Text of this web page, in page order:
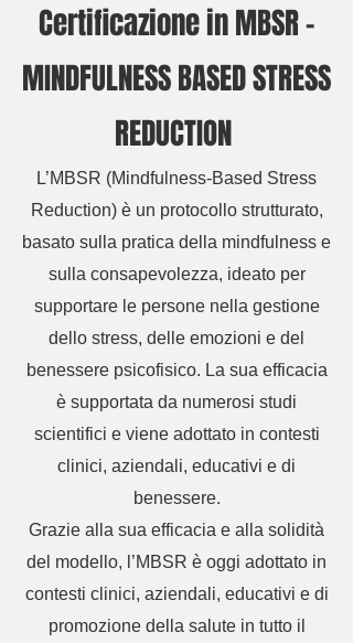
Certificazione in MBSR -
MINDFULNESS BASED STRESS
REDUCTION
L’MBSR (Mindfulness-Based Stress
Reduction) è un protocollo strutturato,
basato sulla pratica della mindfulness e
sulla consapevolezza, ideato per
supportare le persone nella gestione
dello stress, delle emozioni e del
benessere psicofisico. La sua efficacia
è supportata da numerosi studi
scientifici e viene adottato in contesti
clinici, aziendali, educativi e di
benessere.
Grazie alla sua efficacia e alla solidità
del modello, l’MBSR è oggi adottato in
contesti clinici, aziendali, educativi e di
promozione della salute in tutto il